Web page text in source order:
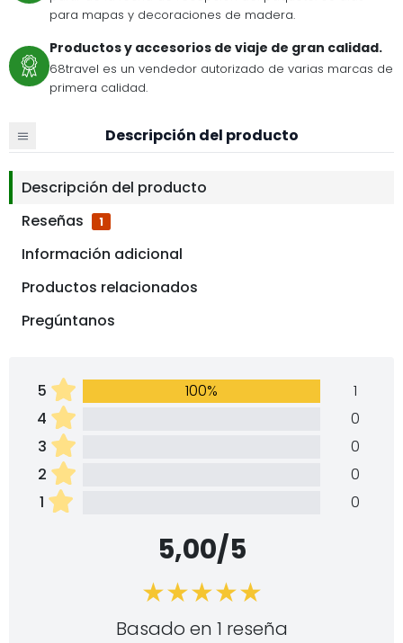
para mapas y decoraciones de madera.
Productos y accesorios de viaje de gran calidad.
68travel es un vendedor autorizado de varias marcas de
primera calidad.
Descripción del producto
Descripción del producto
Reseñas
1
Información adicional
Productos relacionados
Pregúntanos
5 100%
1
4
0
3
0
2
0
1
0
5,00/5
Basado en 1 reseña